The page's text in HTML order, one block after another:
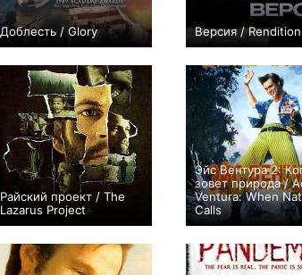
Доблесть / Glory
+4
Версия / Rendition
+5
Райский проект / The
Lazarus Project
+2
Эйс Вентура 2:
зовет природа /
Ventura: When
Calls
0